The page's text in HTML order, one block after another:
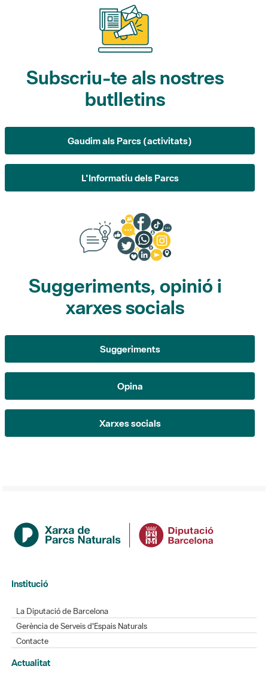
Subscriu-te als nostres
butlletins
Gaudim als Parcs (activitats)
L'Informatiu dels Parcs
Suggeriments, opinió i
xarxes socials
Suggeriments
Opina
Xarxes socials
Institució
La Diputació de Barcelona
Gerència de Serveis d'Espais Naturals
Contacte
Actualitat